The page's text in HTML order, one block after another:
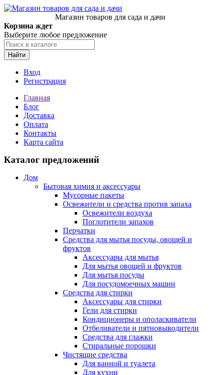
Магазин товаров для сада и дачи
Корзина ждет
Выберите любое предложение
Найти
Вход
Регистрация
Главная
Блог
Доставка
Оплата
Контакты
Карта сайта
Каталог предложений
Дом
Бытовая химия и аксессуары
Мусорные пакеты
Освежители и средства против запаха
Освежители воздуха
Поглотители запахов
Перчатки
Средства для мытья посуды, овощей и
фруктов
Аксессуары для мытья
Для мытья овощей и фруктов
Для мытья посуды
Для посудомоечных машин
Средства для стирки
Аксессуары для стирки
Гели для стирки
Кондиционеры и ополаскиватели
Отбеливатели и пятновыводители
Средства для глажки
Стиральные порошки
Чистящие средства
Для ванной и туалета
Для кухни